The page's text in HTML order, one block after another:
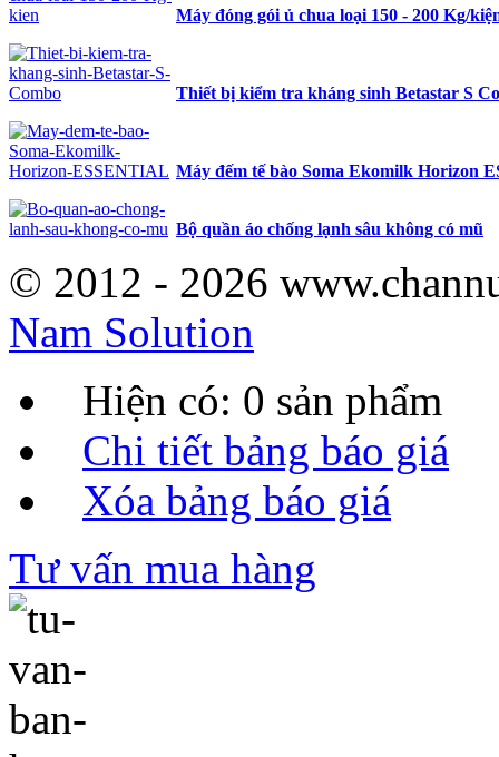
Máy đóng gói ủ chua loại 150 - 200 Kg/
Thiết bị kiểm tra kháng sinh Betastar S
Máy đếm tế bào Soma Ekomilk Horizon
Bộ quần áo chống lạnh sâu không có mũ
© 2012 - 2026
Nam Solution
Hiện có: 0 sản phẩm
Chi tiết bảng báo giá
Xóa bảng báo giá
Tư vấn mua hàng